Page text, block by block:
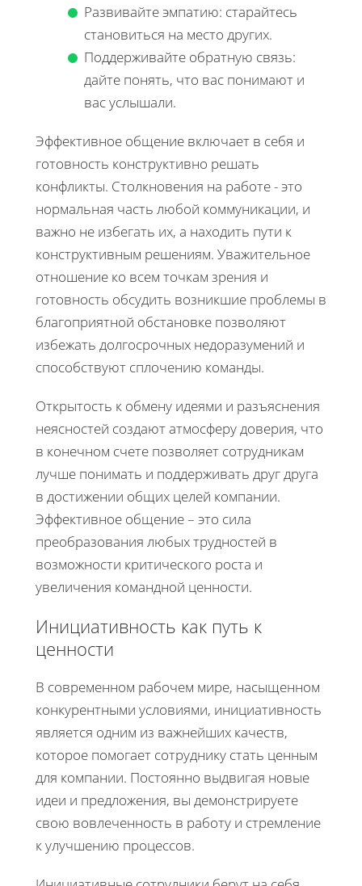
Развивайте эмпатию: старайтесь
становиться на место других.
Поддерживайте обратную связь:
дайте понять, что вас понимают и
вас услышали.
Эффективное общение включает в себя и
готовность конструктивно решать
конфликты. Столкновения на работе - это
нормальная часть любой коммуникации, и
важно не избегать их, а находить пути к
конструктивным решениям. Уважительное
отношение ко всем точкам зрения и
готовность обсудить возникшие проблемы в
благоприятной обстановке позволяют
избежать долгосрочных недоразумений и
способствуют сплочению команды.
Открытость к обмену идеями и разъяснения
неясностей создают атмосферу доверия, что
в конечном счете позволяет сотрудникам
лучше понимать и поддерживать друг друга
в достижении общих целей компании.
Эффективное общение – это сила
преобразования любых трудностей в
возможности критического роста и
увеличения командной ценности.
Инициативность как путь к
ценности
В современном рабочем мире, насыщенном
конкурентными условиями, инициативность
является одним из важнейших качеств,
которое помогает сотруднику стать ценным
для компании. Постоянно выдвигая новые
идеи и предложения, вы демонстрируете
свою вовлеченность в работу и стремление
к улучшению процессов.